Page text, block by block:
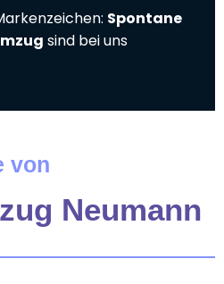
Spontane
sind bei uns
von
Neumann